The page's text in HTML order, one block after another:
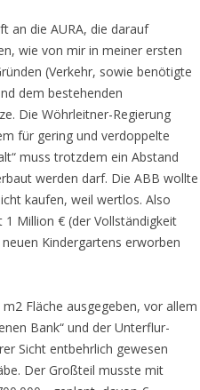
an die AURA, die darauf
wie von mir in meiner ersten
(Verkehr, sowie benötigte
dem bestehenden
Die Wöhrleitner-Regierung
für gering und verdoppelte
muss trotzdem ein Abstand
werden darf. Die ABB wollte
kaufen, weil wertlos. Also
Million € (der Vollständigkeit
Kindergartens erworben
Fläche ausgegeben, vor allem
Bank“ und der Unterflur-
Sicht entbehrlich gewesen
Der Großteil musste mit